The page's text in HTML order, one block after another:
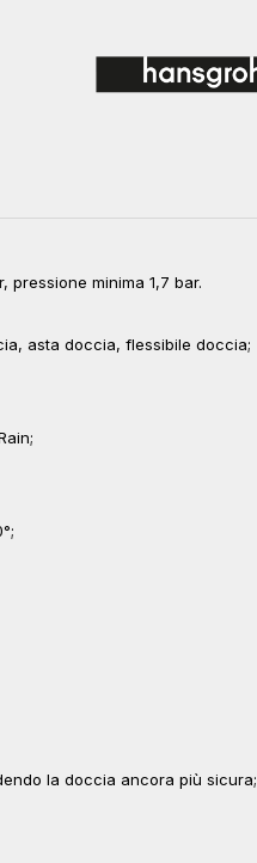
minima 1,7 bar.
asta doccia, flessibile doccia;
la doccia ancora più sicura;